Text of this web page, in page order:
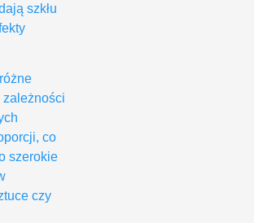
szkłu
zależności
co
szerokie
czy